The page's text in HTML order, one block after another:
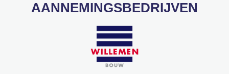
AANNEMINGSBEDRIJVEN